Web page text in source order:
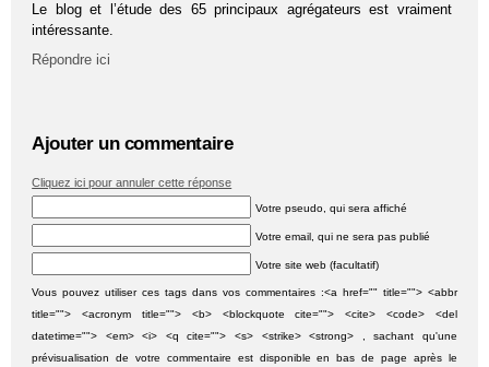
Le blog et l’étude des 65 principaux agrégateurs est vraiment
intéressante.
Répondre ici
Ajouter un commentaire
Cliquez ici pour annuler cette réponse
Votre pseudo, qui sera affiché
Votre email, qui ne sera pas publié
Votre site web (facultatif)
Vous pouvez utiliser ces tags dans vos commentaires :<a href="" title=""> <abbr
title=""> <acronym title=""> <b> <blockquote cite=""> <cite> <code> <del
datetime=""> <em> <i> <q cite=""> <s> <strike> <strong> , sachant qu'une
prévisualisation de votre commentaire est disponible en bas de page après le